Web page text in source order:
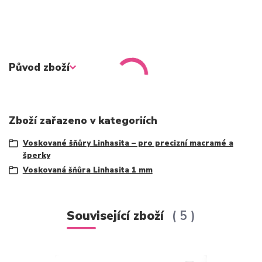
Původ zboží
Zboží zařazeno v kategoriích
Voskované šňůry Linhasita – pro precizní macramé a
šperky
Voskovaná šňůra Linhasita 1 mm
Související zboží 5